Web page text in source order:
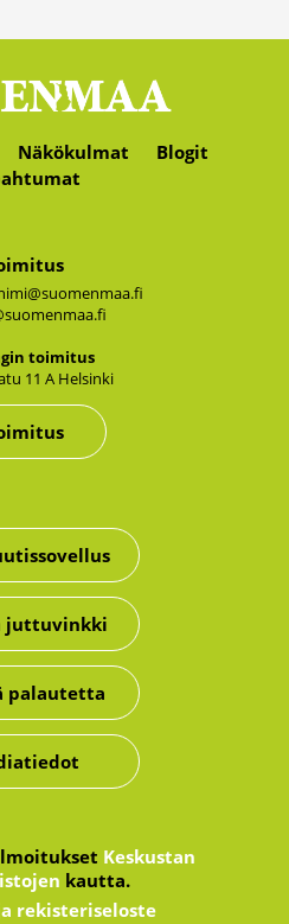
Näkökulmat
Blogit
toi­mi­tus
11 A Hel­sin­ki
juttuvinkki
palautetta
Keskustan
kautta.
rekisteriseloste